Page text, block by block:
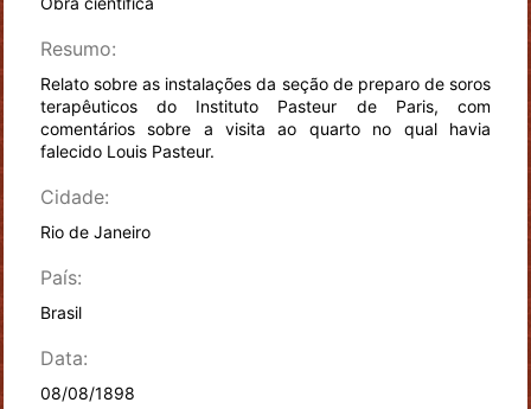
Resumo:
Relato sobre as instalações da seção de preparo de soros
terapêuticos do Instituto Pasteur de Paris, com
comentários sobre a visita ao quarto no qual havia
falecido Louis Pasteur.
Cidade:
Rio de Janeiro
País:
Brasil
Data:
08/08/1898